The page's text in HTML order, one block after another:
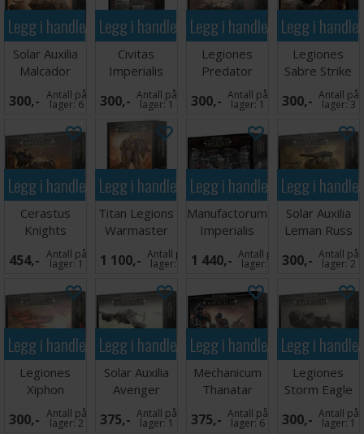
Legg i handlekurven
Solar Auxilia
Malcador
Squadron
300,- Antall på
lager:6
Legg i handlekurven
Civitas
Imperialis
300,- Antall på
lager:1
Legg i handlekurven
Legiones
Predator
Squadron
300,- Antall på
lager:1
Legg i
Legiones
Sabre Strike
Tank
Squadron
300,- Antall på
lager:3
Legg i handlekurven
Cerastus
Knights
Acheron/Castigator
454,- Antall på
lager:1
Legg i handlekurven
Titan Legions
Warmaster
Iconoclast
1 100,- Antall på
lager:
Legg i handlekurven
Manufactorum
Imperialis
Sector
1 440,- Antall på
lager:
Legg i
Solar Auxilia
Leman Russ
Strike
Squadron
300,- Antall på
lager:2
Legg i handlekurven
Legiones
Xiphon
Interceptor
Squadron
300,- Antall på
lager:2
Legg i handlekurven
Solar Auxilia
Avenger
Strike
Fighters
375,- Antall på
lager:1
Legg i handlekurven
Mechanicum
Thanatar
Siege-
Automata
375,- Antall på
lager:6
Legg i
Legiones
Storm Eagle
Squadron
300,- Antall på
lager:1